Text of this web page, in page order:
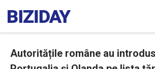
Autoritățile române au